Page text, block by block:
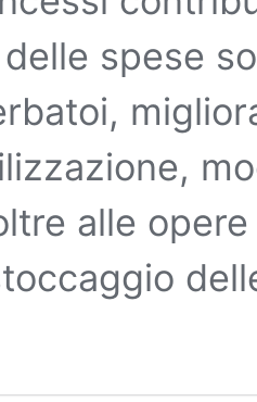
delle spese
alle